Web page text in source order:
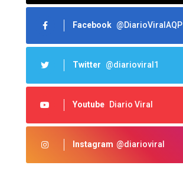
Facebook @DiarioViralAQP
Twitter @diarioviral1
Youtube Diario Viral
Instagram @diarioviral